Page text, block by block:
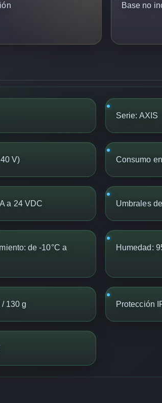
Base no
Serie: AXIS
V) Consumo
a 24 VDC Umbrales
de -10°C a
Humedad:
130 g Protección